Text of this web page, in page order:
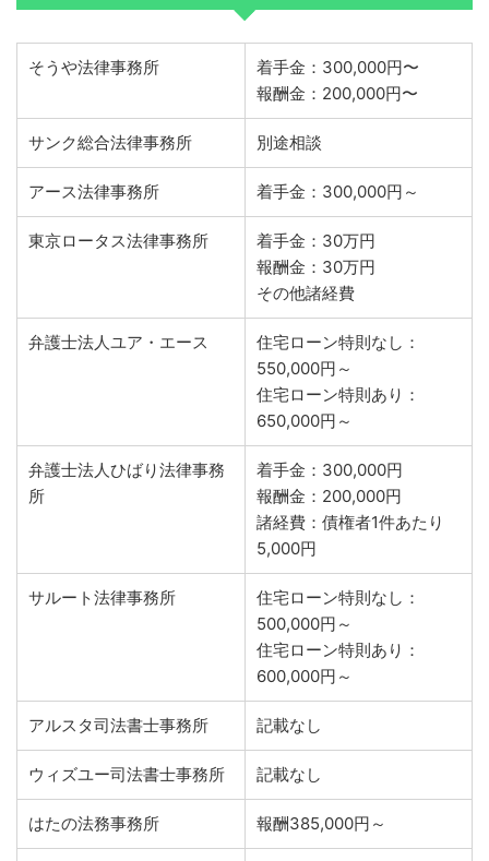
そうや法律事務所
着手金：300,000円〜
報酬金：200,000円〜
サンク総合法律事務所 別途相談
アース法律事務所 着手金：300,000円～
東京ロータス法律事務所
着手金：30万円
報酬金：30万円
その他諸経費
弁護士法人ユア・エース
住宅ローン特則なし：
550,000円～
住宅ローン特則あり：
650,000円～
弁護士法人ひばり法律事務
所
着手金：300,000円
報酬金：200,000円
諸経費：債権者1件あたり
5,000円
サルート法律事務所
住宅ローン特則なし：
500,000円～
住宅ローン特則あり：
600,000円～
アルスタ司法書士事務所 記載なし
ウィズユー司法書士事務所 記載なし
はたの法務事務所 報酬385,000円～